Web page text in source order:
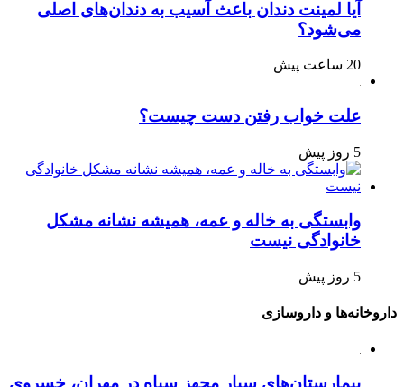
آیا لمینت دندان باعث آسیب به دندان‌های اصلی
می‌شود؟
20 ساعت پیش
علت خواب رفتن دست چیست؟
5 روز پیش
وابستگی به خاله و عمه، همیشه نشانه مشکل
خانوادگی نیست
5 روز پیش
داروخانه‌ها و داروسازی